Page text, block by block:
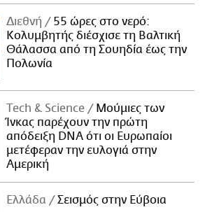
Διεθνή
55 ώρες στο νερό:
Κολυμβητής διέσχισε τη Βαλτική
Θάλασσα από τη Σουηδία έως την
Πολωνία
Τech & Science
Μούμιες των
Ίνκας παρέχουν την πρώτη
απόδειξη DNA ότι οι Ευρωπαίοι
μετέφεραν την ευλογιά στην
Αμερική
Ελλάδα Σεισμός στην Εύβοια